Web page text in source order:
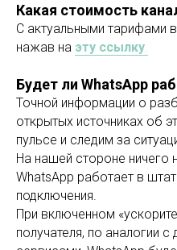
Какая стоимость
С актуальными тарифами
нажав на эту ссылку
Будет ли WhatsApp
Точной информации о
открытых источниках об
пульсе и следим за
На нашей стороне ничего
WhatsApp работает в
подключения.
При включенном
получателя, по аналогии